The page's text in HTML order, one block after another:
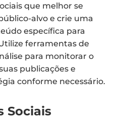
que melhor se
alvo e crie uma
específica para
ferramentas de
para monitorar o
publicações e
conforme necessário.
Sociais